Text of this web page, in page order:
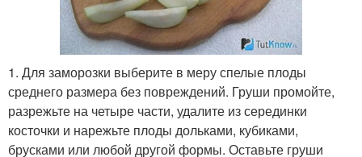
1. Для заморозки выберите в меру спелые плоды
среднего размера без повреждений. Груши промойте,
разрежьте на четыре части, удалите из серединки
косточки и нарежьте плоды дольками, кубиками,
брусками или любой другой формы. Оставьте груши